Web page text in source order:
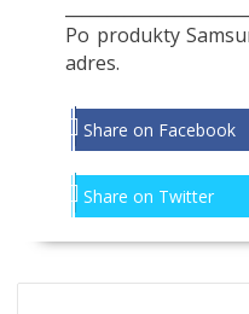
Po produkty
adres.
Share on Facebook
Share on Twitter
NAWIGACJA